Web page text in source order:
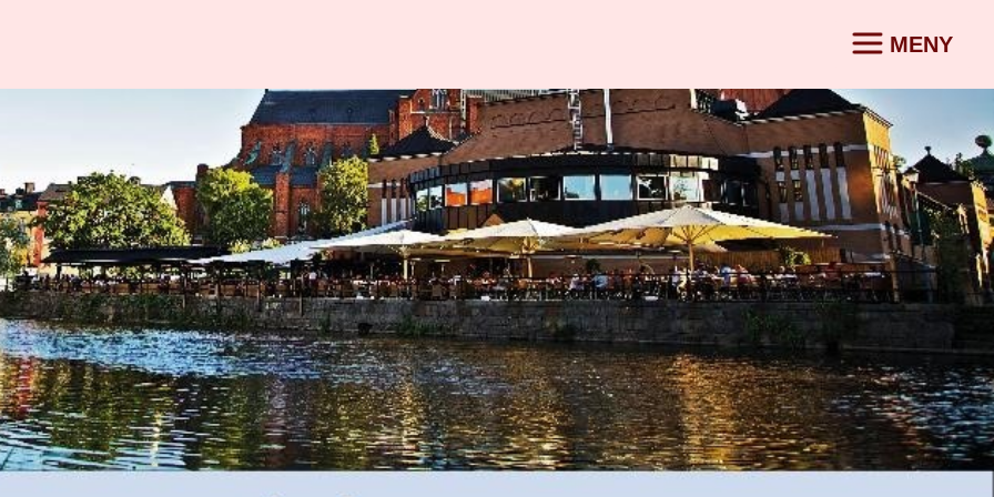
MENY
BESÖKARE
App
Gästkort
Mat & foodtrucks
Resa
Släng ditt
skräpborg
Säkerhet &
OM
VALBORG
Om valborg i
Uppsala
Arrangörer
Historia
Samarbetspartner
LF Uppsala
Varannan Vatten
KONTAKT